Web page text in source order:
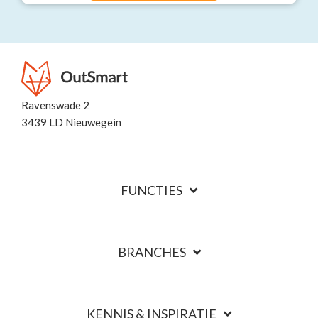
Ravenswade 2
3439 LD Nieuwegein
FUNCTIES
BRANCHES
KENNIS & INSPIRATIE